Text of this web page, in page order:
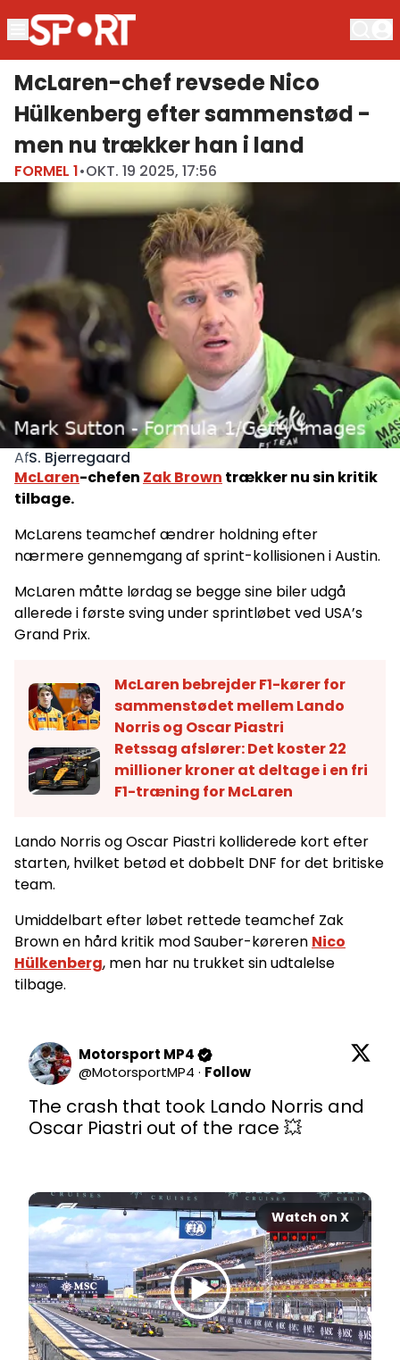
McLaren-chef revsede Nico
Hülkenberg efter sammenstød -
men nu trækker han i land
FORMEL 1•OKT. 19 2025, 17:56
AfS. Bjerregaard
McLaren-chefen Zak Brown trækker nu sin kritik
tilbage.
McLarens teamchef ændrer holdning efter
nærmere gennemgang af sprint-kollisionen i Austin.
McLaren måtte lørdag se begge sine biler udgå
allerede i første sving under sprintløbet ved USA’s
Grand Prix.
McLaren bebrejder F1-kører for
sammenstødet mellem Lando
Norris og Oscar Piastri
Retssag afslører: Det koster 22
millioner kroner at deltage i en fri
F1-træning for McLaren
Lando Norris og Oscar Piastri kolliderede kort efter
starten, hvilket betød et dobbelt DNF for det britiske
team.
Umiddelbart efter løbet rettede teamchef Zak
Brown en hård kritik mod Sauber-køreren Nico
Hülkenberg, men har nu trukket sin udtalelse
tilbage.
Motorsport MP4
@MotorsportMP4 · Follow
The crash that took Lando Norris and
Oscar Piastri out of the race 💥
Watch on X